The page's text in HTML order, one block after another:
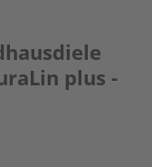
plus -